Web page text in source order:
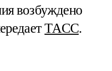
возбуждено
ТАСС.